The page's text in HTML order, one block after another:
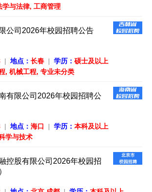
学与法律, 工商管理
公司2026年校园招聘公告
| 地点： 长春 | 学历： 硕士及以上
, 机械工程, 专业未分类
有限公司2026年校园招聘公
| 地点： 海口 | 学历： 本科及以上
学与技术
控股有限公司2026年校园招